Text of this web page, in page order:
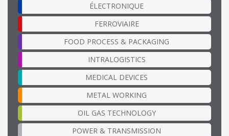
ÉLECTRONIQUE
FERROVIAIRE
FOOD PROCESS & PACKAGING
INTRALOGISTICS
MEDICAL DEVICES
METAL WORKING
OIL GAS TECHNOLOGY
POWER & TRANSMISSION